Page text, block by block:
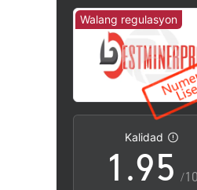
Walang regulasyon
Kalidad
0
1 .
6
7
8
9
2
3
4
5 /10